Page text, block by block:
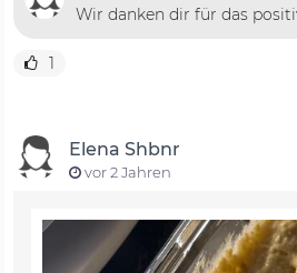
Wir danken dir für das
1
Elena Shbnr
vor 2 Jahren